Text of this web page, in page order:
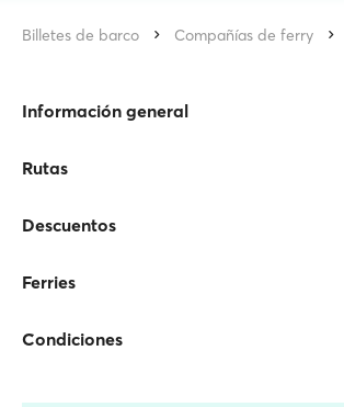
Billetes de barco Compañías de ferry
Información general
Rutas
Descuentos
Ferries
Condiciones